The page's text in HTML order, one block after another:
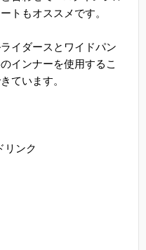
トもオススメです。
イダースとワイドパン
インナーを使用するこ
ています。
リンク